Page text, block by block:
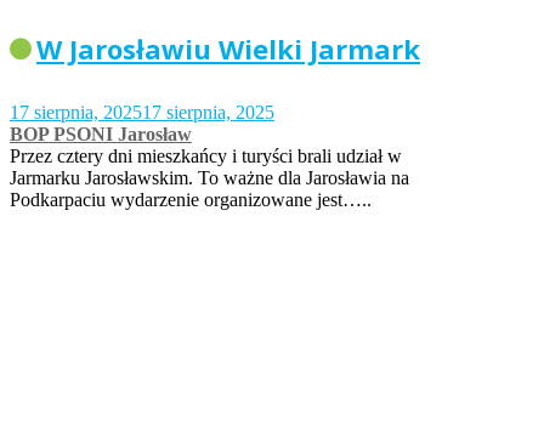
W Jarosławiu Wielki Jarmark
17 sierpnia, 202517 sierpnia, 2025
BOP PSONI Jarosław
Przez cztery dni mieszkańcy i turyści brali udział w
Jarmarku Jarosławskim. To ważne dla Jarosławia na
Podkarpaciu wydarzenie organizowane jest…..